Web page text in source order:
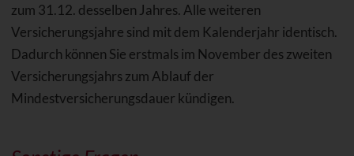
zum 31.12. desselben Jahres. Alle weiteren
Versicherungsjahre sind mit dem Kalenderjahr identisch.
Dadurch können Sie erstmals im November des zweiten
Versicherungsjahrs zum Ablauf der
Mindestversicherungsdauer kündigen.